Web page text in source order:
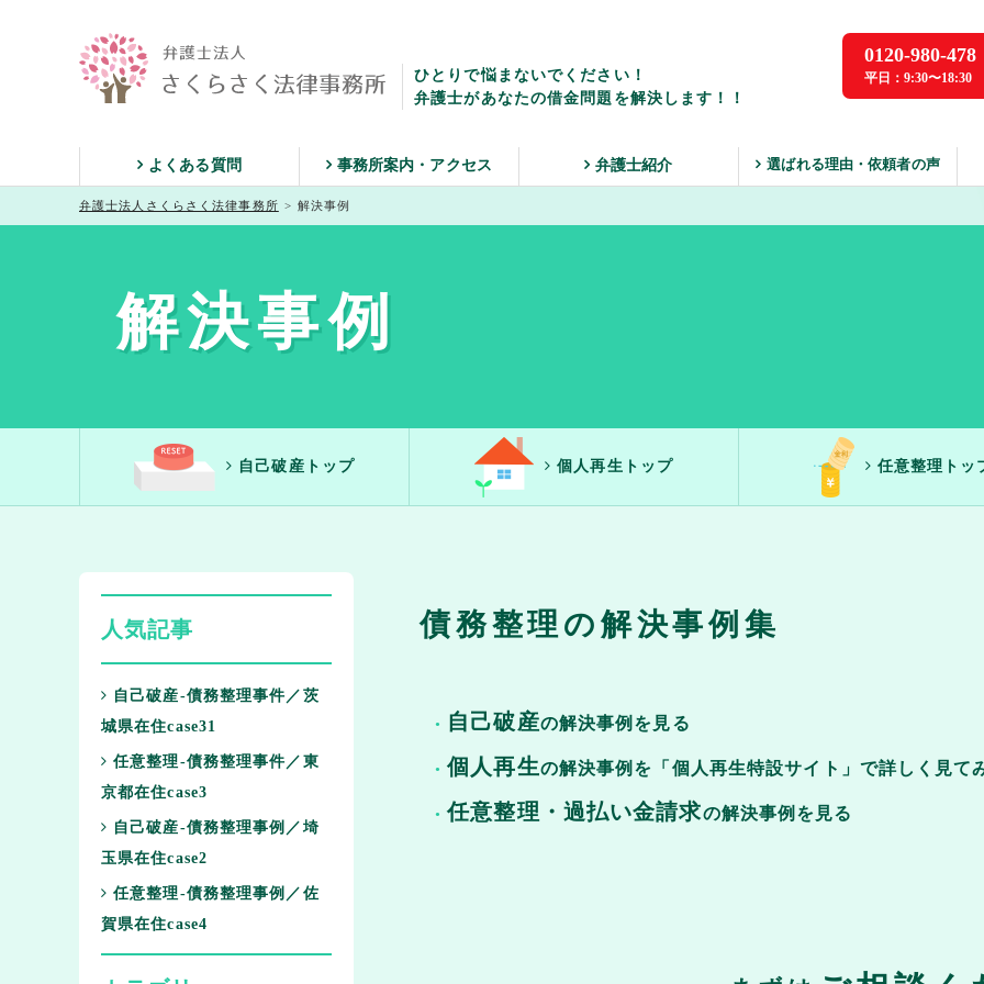
ひとりで悩まないでください！
弁護士があなたの借金問題を解決します！！
0120-980-478
平日：9:30〜18:30
よくある質問 事務所案内・アクセス 弁護士紹介 選ばれる理由・依頼者の声
弁護士法人さくらさく法律事務所 > 解決事例
解決事例
自己破産トップ 個人再生トップ 任意整理トッ
債務整理の解決事例集
自己破産の解決事例を見る
個人再生の解決事例を「個人再生特設サイト」で詳しく見て
任意整理・過払い金請求の解決事例を見る
人気記事
自己破産-債務整理事件／茨
城県在住case31
任意整理-債務整理事件／東
京都在住case3
自己破産-債務整理事例／埼
玉県在住case2
任意整理-債務整理事例／佐
賀県在住case4